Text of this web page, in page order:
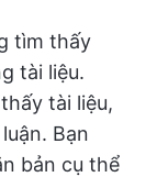
tìm thấy
tài liệu.
tài liệu,
Bạn
bản cụ thể